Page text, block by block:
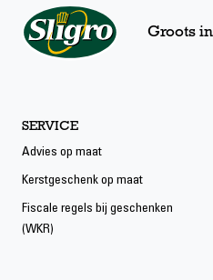
Min. 5 producten
Min. 10 producten
€
Tonen van prijs
Groots
SERVICE
Advies op maat
Kerstgeschenk op maat
Fiscale regels bij geschenken
(WKR)